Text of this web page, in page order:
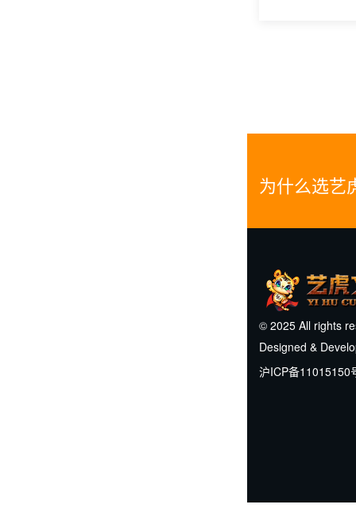
为什么选艺
© 2025 All rights
Designed &
沪ICP备11015150